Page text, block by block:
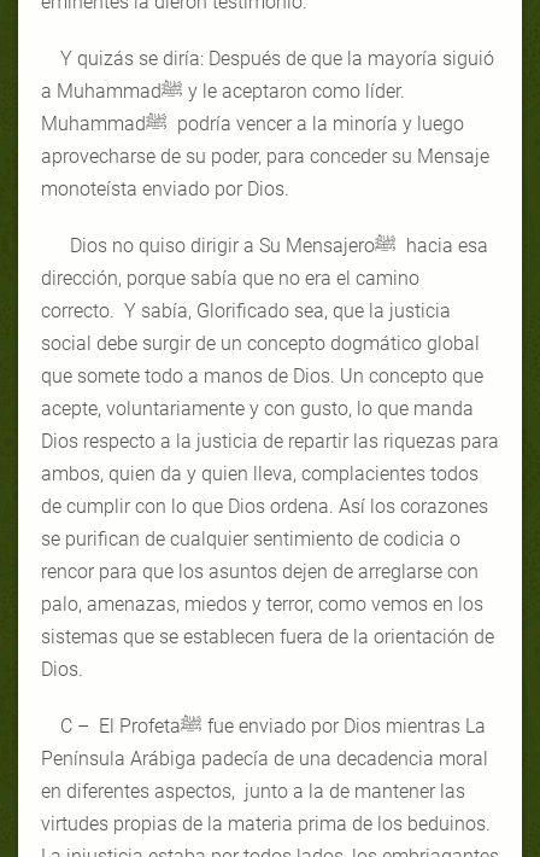
Y quizás se diría: Después de que la mayoría siguió
a Muhammadﷺ y le aceptaron como líder.
Muhammadﷺ podría vencer a la minoría y luego
aprovecharse de su poder, para conceder su Mensaje
monoteísta enviado por Dios.
Dios no quiso dirigir a Su Mensajeroﷺ hacia esa
dirección, porque sabía que no era el camino
correcto. Y sabía, Glorificado sea, que la justicia
social debe surgir de un concepto dogmático global
que somete todo a manos de Dios. Un concepto que
acepte, voluntariamente y con gusto, lo que manda
Dios respecto a la justicia de repartir las riquezas para
ambos, quien da y quien lleva, complacientes todos
de cumplir con lo que Dios ordena. Así los corazones
se purifican de cualquier sentimiento de codicia o
rencor para que los asuntos dejen de arreglarse con
palo, amenazas, miedos y terror, como vemos en los
sistemas que se establecen fuera de la orientación de
Dios.
C – El Profetaﷺ fue enviado por Dios mientras La
Península Arábiga padecía de una decadencia moral
en diferentes aspectos, junto a la de mantener las
virtudes propias de la materia prima de los beduinos.